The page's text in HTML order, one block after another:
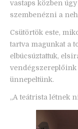
vastaps közben
szembenézni a
Csütörtök este,
tartva magunkat a
elbúcsúztattuk,
ünnepeltünk.
„A teátrista létnek